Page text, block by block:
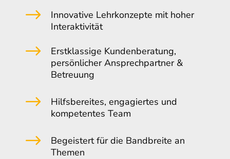
$
Innovative Lehrkonzepte mit hoher
Interaktivität
$
Erstklassige Kundenberatung,
persönlicher Ansprechpartner &
Betreuung
$
Hilfsbereites, engagiertes und
kompetentes Team
$
Begeistert für die Bandbreite an
Themen